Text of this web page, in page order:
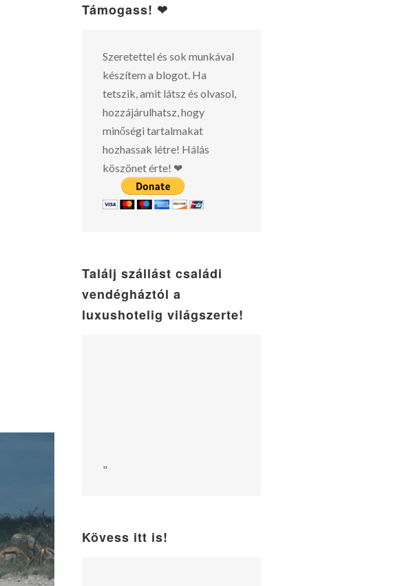
Támogass! ❤
Szeretettel és sok munkával
készítem a blogot. Ha
tetszik, amit látsz és olvasol,
hozzájárulhatsz, hogy
minőségi tartalmakat
hozhassak létre! Hálás
köszönet érte! ❤
Találj szállást családi
vendégháztól a
luxushotelig világszerte!
"
Kövess itt is!